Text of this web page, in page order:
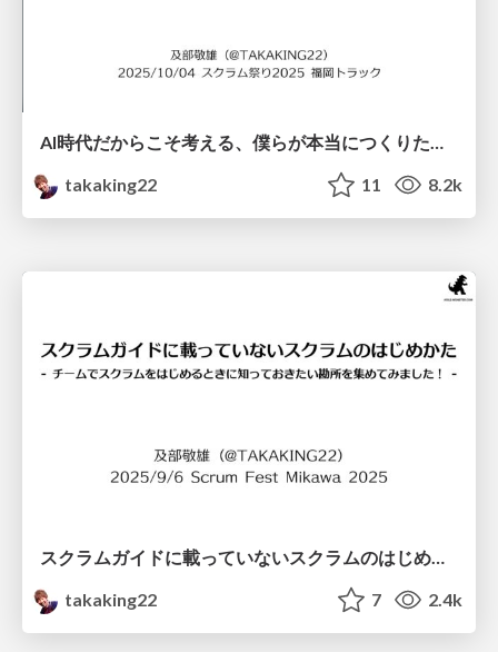
AI時代だからこそ考える、僕らが本当につくりたいスクラムチーム / A Scrum Team we really want to create in this AI era
takaking22
11 8.2k
スクラムガイドに載っていないスクラムのはじめかた - チームでスクラムをはじめるときに知っておきたい勘所を集めてみました！ - / How to start Scrum that is not written in the Scrum Guide 2nd
takaking22
7 2.4k